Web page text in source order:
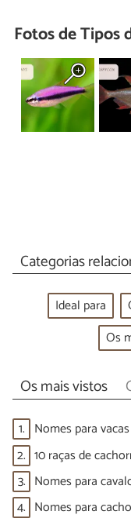
Fotos de Tipos
Categorias
Ideal para
Os
Os mais vistos
1. Nomes para
2. 10 raças de
3. Nomes para
4. Nomes para